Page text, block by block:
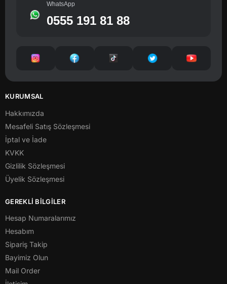
WhatsApp
0555 191 81 88
KURUMSAL
Hakkımızda
Mesafeli Satış Sözleşmesi
İptal ve İade
KVKK
Gizlilik Sözleşmesi
Üyelik Sözleşmesi
GEREKLİ BİLGİLER
Hesap Numaralarımız
Hesabım
Sipariş Takip
Bayimiz Olun
Mail Order